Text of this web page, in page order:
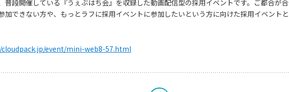
普段開催している『うぇぶはち会』を収録した動画配信型の採用イベントです。ご都合が合
加できない方や、もっとラフに採用イベントに参加したいという方に向けた採用イベントと
event/mini-web8-57.html